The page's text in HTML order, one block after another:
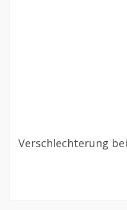
Verschlechterung